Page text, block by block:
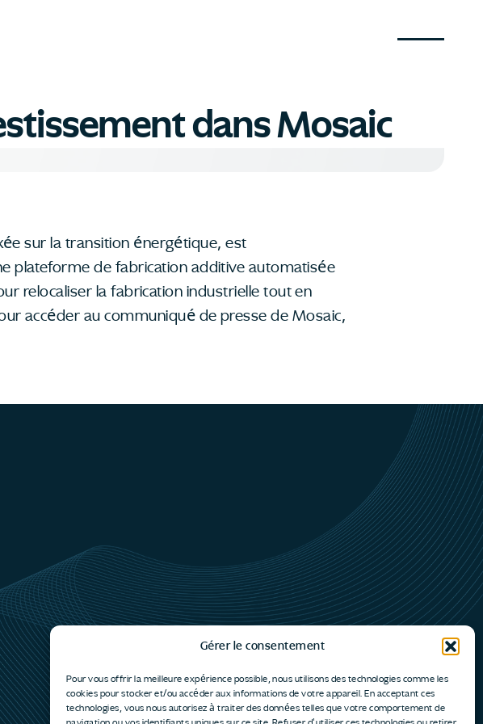
Gérer le consentement
Pour vous offrir la meilleure expérience possible, nous utilisons des technologies comme les
cookies pour stocker et/ou accéder aux informations de votre appareil. En acceptant ces
technologies, vous nous autorisez à traiter des données telles que votre comportement de
dans Mosaic
sur la transition énergétique, est
plateforme de fabrication additive automatisée
relocaliser la fabrication industrielle tout en
accéder au communiqué de presse de Mosaic,